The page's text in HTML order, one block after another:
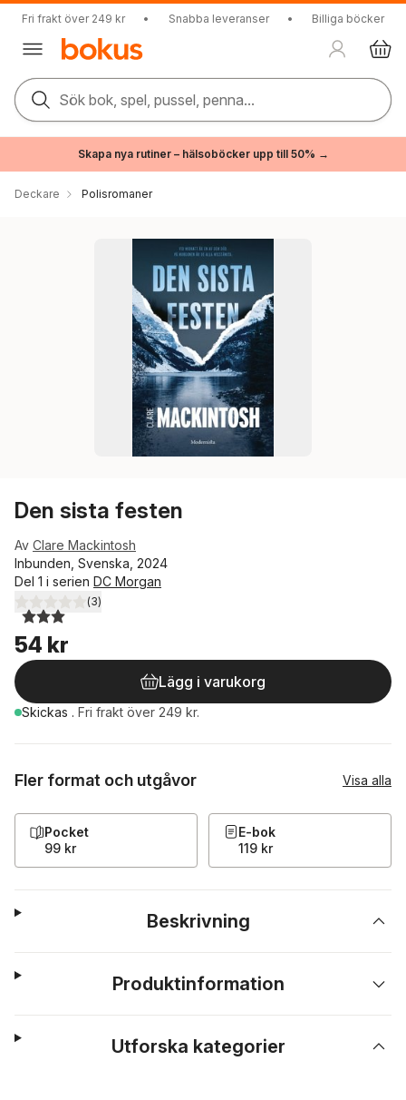
Fri frakt över 249 kr • Snabba leveranser • Billiga böcker
Sök bok, spel, pussel, penna...
Skapa nya rutiner – hälsoböcker upp till 50% →
Deckare Polisromaner
Den sista festen
Av Clare Mackintosh
Inbunden, Svenska, 2024
Del 1 i serien DC Morgan
3,0utav 5 stjärnor. Totalt antal röster:
(3)
54 kr
Lägg i varukorg
Skickas . Fri frakt över 249 kr.
Fler format och utgåvor Visa alla
Pocket
99 kr
E-bok
119 kr
Beskrivning
Produktinformation
Utforska kategorier